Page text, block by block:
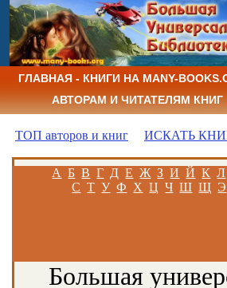
ГЛАВНАЯ - КНИГИ НА MANY-
АВТОРАМ И ЧИТАТЕЛЯМ КНИГ
ТОП авторов и книг ИСКАТЬ
А Б В Г Д Е Ж З И Й К Л
С Т У Ф Х Ц Ч Ш Щ Э
Большая